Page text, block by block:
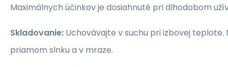
Maximálnych účinkov je dosiahnuté pri dlhodobom
Skladovanie: Uchovávajte v suchu pri izbovej teplote.
priamom slnku a v mraze.